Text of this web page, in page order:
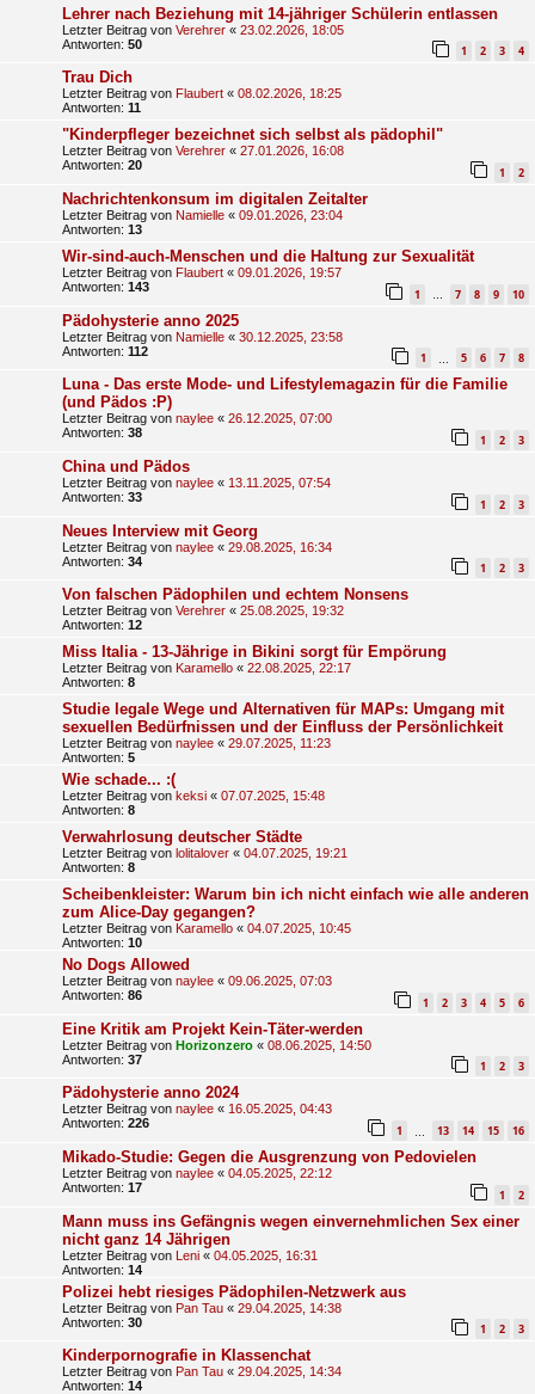
Lehrer nach Bezie­hung mit 14-jäh­riger Schü­lerin ent­lassen
Letzter Beitrag von Verehrer « 23.02.2026, 18:05
Antworten: 50 1 2 3 4
Trau Dich
Letzter Beitrag von Flaubert « 08.02.2026, 18:25
Antworten: 11
"Kinderpfleger bezeichnet sich selbst als pädophil"
Letzter Beitrag von Verehrer « 27.01.2026, 16:08
Antworten: 20 1 2
Nachrichtenkonsum im digitalen Zeitalter
Letzter Beitrag von Namielle « 09.01.2026, 23:04
Antworten: 13
Wir-sind-auch-Menschen und die Haltung zur Sexualität
Letzter Beitrag von Flaubert « 09.01.2026, 19:57
Antworten: 143 1 … 7 8 9 10
Pädohysterie anno 2025
Letzter Beitrag von Namielle « 30.12.2025, 23:58
Antworten: 112 1 5 6 7 8
Luna - Das erste Mode- und Lifestylemagazin für die Familie
(und Pädos :P)
Letzter Beitrag von naylee « 26.12.2025, 07:00
Antworten: 38 1 2 3
China und Pädos
Letzter Beitrag von naylee « 13.11.2025, 07:54
Antworten: 33 1 2 3
Neues Interview mit Georg
Letzter Beitrag von naylee « 29.08.2025, 16:34
Antworten: 34 1 2 3
Von falschen Pädophilen und echtem Nonsens
Letzter Beitrag von Verehrer « 25.08.2025, 19:32
Antworten: 12
Miss Italia - 13-Jährige in Bikini sorgt für Empörung
Letzter Beitrag von Karamello « 22.08.2025, 22:17
Antworten: 8
Studie legale Wege und Alternativen für MAPs: Umgang mit
sexuellen Bedürfnissen und der Einfluss der Persönlichkeit
Letzter Beitrag von naylee « 29.07.2025, 11:23
Antworten: 5
Wie schade... :(
Letzter Beitrag von keksi « 07.07.2025, 15:48
Antworten: 8
Verwahrlosung deutscher Städte
Letzter Beitrag von lolitalover « 04.07.2025, 19:21
Antworten: 8
Scheibenkleister: Warum bin ich nicht einfach wie alle anderen
zum Alice-Day gegangen?
Letzter Beitrag von Karamello « 04.07.2025, 10:45
Antworten: 10
No Dogs Allowed
Letzter Beitrag von naylee « 09.06.2025, 07:03
Antworten: 86 1 2 3 4 5 6
Eine Kritik am Projekt Kein-Täter-werden
Letzter Beitrag von Horizonzero « 08.06.2025, 14:50
Antworten: 37 1 2 3
Pädohysterie anno 2024
Letzter Beitrag von naylee « 16.05.2025, 04:43
Antworten: 226 1 13 14 15 16
Mikado-Studie: Gegen die Ausgrenzung von Pedovielen
Letzter Beitrag von naylee « 04.05.2025, 22:12
Antworten: 17 1 2
Mann muss ins Gefängnis wegen einvernehmlichen Sex einer
nicht ganz 14 Jährigen
Letzter Beitrag von Leni « 04.05.2025, 16:31
Antworten: 14
Polizei hebt riesiges Pädophilen-Netzwerk aus
Letzter Beitrag von Pan Tau « 29.04.2025, 14:38
Antworten: 30 1 2 3
Kinderpornografie in Klassenchat
Letzter Beitrag von Pan Tau « 29.04.2025, 14:34
Antworten: 14